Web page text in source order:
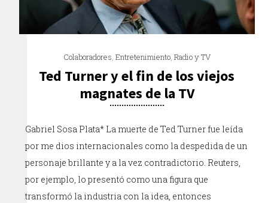
Colaboradores, Entretenimiento, Radio y TV
Ted Turner y el fin de los viejos
magnates de la TV
Gabriel Sosa Plata* La muerte de Ted Turner fue leída
por me dios internacionales como la despedida de un
personaje brillante y a la vez contradictorio. Reuters,
por ejemplo, lo presentó como una figura que
transformó la industria con la idea, entonces